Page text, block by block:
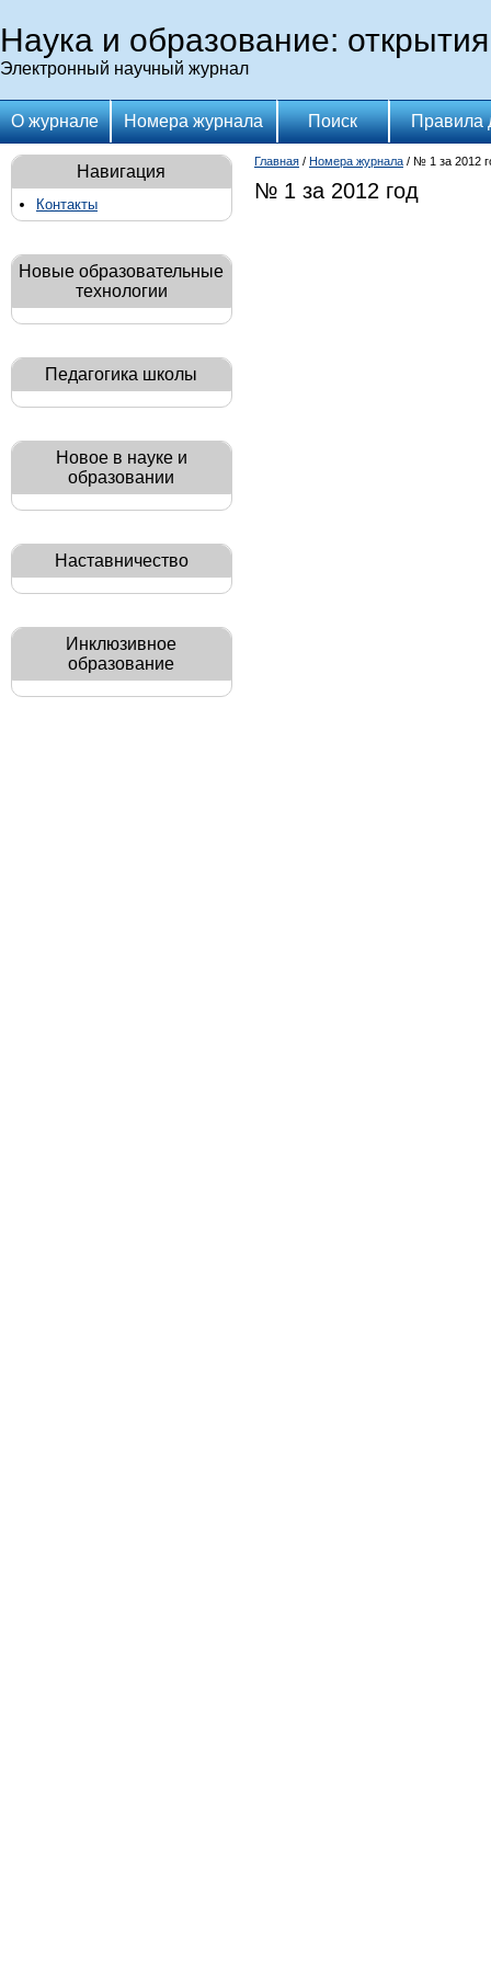
Наука и образование:
Электронный научный журнал
О журнале Номера журнала Поиск Правила
Навигация
Контакты
Новые образовательные
технологии
Педагогика школы
Новое в науке и
образовании
Наставничество
Инклюзивное
образование
Главная / Номера журнала / № 1 за 2012
№ 1 за 2012 год